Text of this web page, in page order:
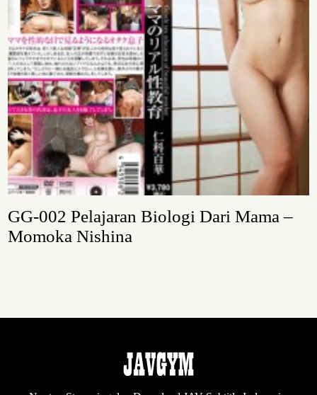
GG-002 Pelajaran Biologi Dari Mama –
Momoka Nishina